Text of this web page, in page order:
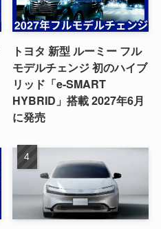
トヨタ 新型 ルーミー フル
モデルチェンジ 初のハイブ
リッド「e-SMART
HYBRID」搭載 2027年6月
に発売